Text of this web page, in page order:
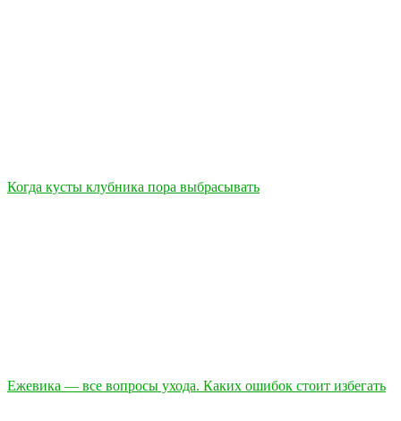
Когда кусты клубника пора выбрасывать
Ежевика — все вопросы ухода. Каких ошибок стоит избегать